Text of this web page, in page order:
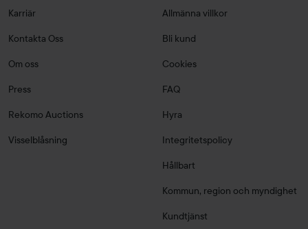
Karriär
Kontakta Oss
Om oss
Press
Rekomo Auctions
Visselblåsning
Allmänna villkor
Bli kund
Cookies
FAQ
Hyra
Integritetspolicy
Hållbart
Kommun, region och myndighet
Kundtjänst